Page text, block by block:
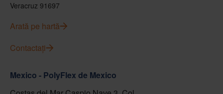
Veracruz 91697
Arată pe hartă
Contactați
Mexico - PolyFlex de Mexico